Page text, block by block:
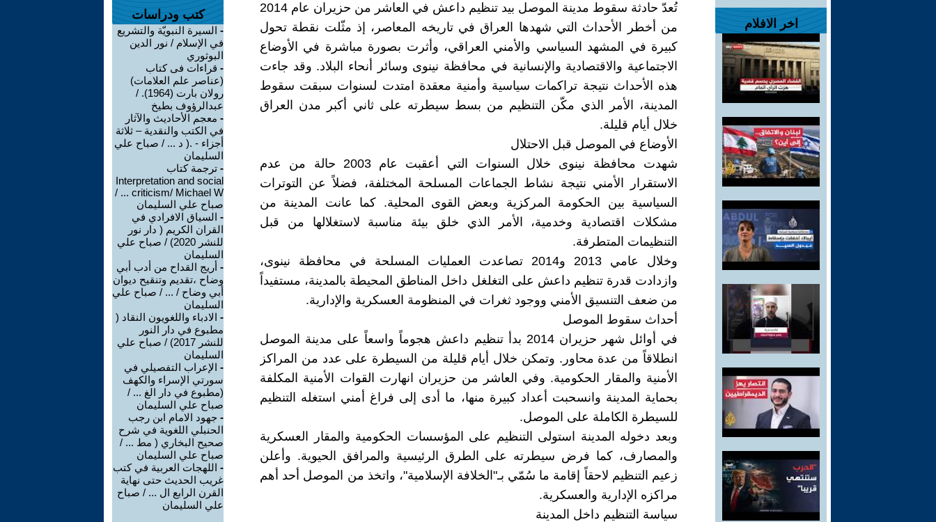
اخر الافلام
تُعدّ حادثة سقوط مدينة الموصل بيد تنظيم داعش في العاشر من حزيران عام 2014
من أخطر الأحداث التي شهدها العراق في تاريخه المعاصر، إذ مثّلت نقطة تحول
كبيرة في المشهد السياسي والأمني العراقي، وأثرت بصورة مباشرة في الأوضاع
الاجتماعية والاقتصادية والإنسانية في محافظة نينوى وسائر أنحاء البلاد. وقد جاءت
هذه الأحداث نتيجة تراكمات سياسية وأمنية معقدة امتدت لسنوات سبقت سقوط
المدينة، الأمر الذي مكّن التنظيم من بسط سيطرته على ثاني أكبر مدن العراق
خلال أيام قليلة.
الأوضاع في الموصل قبل الاحتلال
شهدت محافظة نينوى خلال السنوات التي أعقبت عام 2003 حالة من عدم
الاستقرار الأمني نتيجة نشاط الجماعات المسلحة المختلفة، فضلاً عن التوترات
السياسية بين الحكومة المركزية وبعض القوى المحلية. كما عانت المدينة من
مشكلات اقتصادية وخدمية، الأمر الذي خلق بيئة مناسبة لاستغلالها من قبل
التنظيمات المتطرفة.
وخلال عامي 2013 و2014 تصاعدت العمليات المسلحة في محافظة نينوى،
وازدادت قدرة تنظيم داعش على التغلغل داخل المناطق المحيطة بالمدينة، مستفيداً
من ضعف التنسيق الأمني ووجود ثغرات في المنظومة العسكرية والإدارية.
أحداث سقوط الموصل
في أوائل شهر حزيران 2014 بدأ تنظيم داعش هجوماً واسعاً على مدينة الموصل
انطلاقاً من عدة محاور. وتمكن خلال أيام قليلة من السيطرة على عدد من المراكز
الأمنية والمقار الحكومية. وفي العاشر من حزيران انهارت القوات الأمنية المكلفة
بحماية المدينة وانسحبت أعداد كبيرة منها، ما أدى إلى فراغ أمني استغله التنظيم
للسيطرة الكاملة على الموصل.
وبعد دخوله المدينة استولى التنظيم على المؤسسات الحكومية والمقار العسكرية
والمصارف، كما فرض سيطرته على الطرق الرئيسية والمرافق الحيوية. وأعلن
زعيم التنظيم لاحقاً إقامة ما سُمّي بـ"الخلافة الإسلامية"، واتخذ من الموصل أحد أهم
مراكزه الإدارية والعسكرية.
سياسة التنظيم داخل المدينة
كتب ودراسات
- السيرة النبويّة والتشريع
في الإسلام / نور الدين
البوثوري
- قراءات فى كتاب
(عناصر علم العلامات)
رولان بارت (1964). /
عبدالرؤوف بطيخ
- معجم الأحاديث والآثار
في الكتب والنقدية – ثلاثة
أجزاء - .( د ... / صباح علي
السليمان
- ترجمة كتاب
Interpretation and social
criticism/ Michael W ... /
صباح علي السليمان
- السياق الافرادي في
القران الكريم ( دار نور
للنشر 2020) / صباح علي
السليمان
- أريج القداح من أدب أبي
وضاح ،تقديم وتنقيح ديوان
أبي وضاح / ... / صباح علي
السليمان
- الادباء واللغويون النقاد (
مطبوع في دار النور
للنشر 2017) / صباح علي
السليمان
- الإعراب التفصيلي في
سورتي الإسراء والكهف
(مطبوع في دار الغ ... /
صباح علي السليمان
- جهود الامام ابن رجب
الحنبلي اللغوية في شرح
صحيح البخاري ( مط ... /
صباح علي السليمان
- اللهجات العربية في كتب
غريب الحديث حتى نهاية
القرن الرابع ال ... / صباح
علي السليمان